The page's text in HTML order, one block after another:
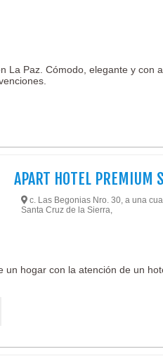
La Paz. Cómodo, elegante y con
APART HOTEL PREMIUM
c. Las Begonias Nro. 30, a una
Santa Cruz de la Sierra,
un hogar con la atención de un